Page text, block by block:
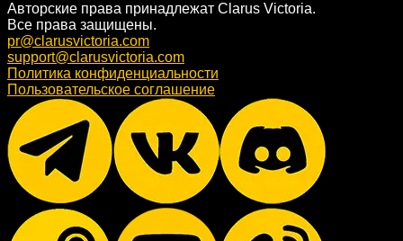
Авторские права принадлежат Clarus Victoria.
Все права защищены.
pr@clarusvictoria.com
support@clarusvictoria.com
Политика конфиденциальности
Пользовательское соглашение